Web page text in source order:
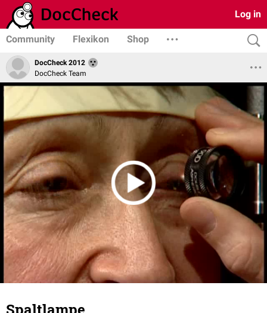
Log in
Community Flexikon Shop
DocCheck 2012
DocCheck Team